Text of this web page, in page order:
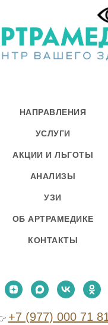
НАПРАВЛЕНИЯ
УСЛУГИ
АКЦИИ И ЛЬГОТЫ
АНАЛИЗЫ
УЗИ
ОБ АРТРАМЕДИКЕ
КОНТАКТЫ
+7 (977) 000 71